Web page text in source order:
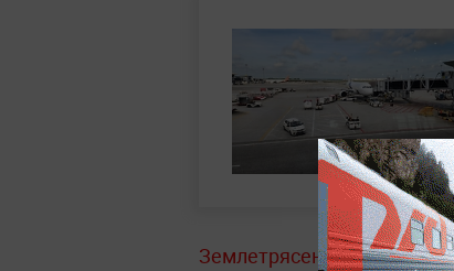
Землетрясение